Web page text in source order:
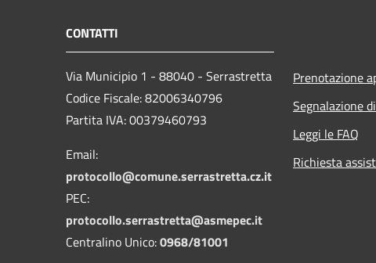
CONTATTI
Via Municipio 1 - 88040 - Serrastretta
Codice Fiscale: 82006340796
Partita IVA: 00379460793
Email:
protocollo@comune.serrastretta.cz.it
PEC:
protocollo.serrastretta@asmepec.it
Centralino Unico:0968/81001
Prenotazione
Segnalazione
Leggi le FAQ
Richiesta